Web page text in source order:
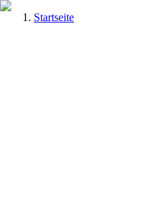
Startseite